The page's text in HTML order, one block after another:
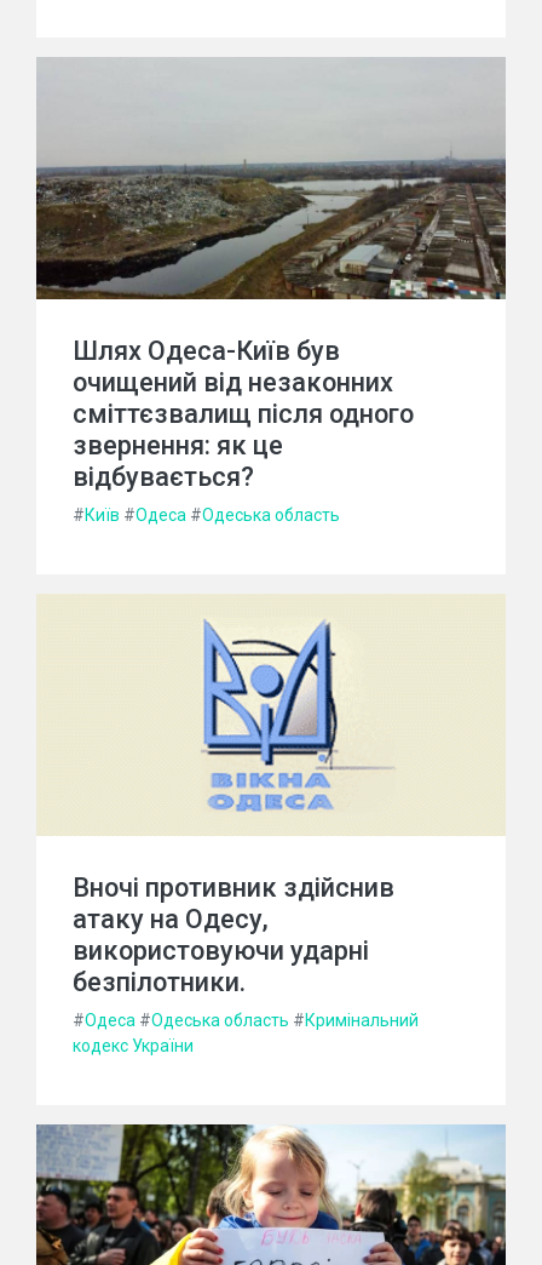
Шлях Одеса-Київ був
очищений від незаконних
сміттєзвалищ після одного
звернення: як це
відбувається?
#Київ #Одеса #Одеська область
Вночі противник здійснив
атаку на Одесу,
використовуючи ударні
безпілотники.
#Одеса #Одеська область #Кримінальний
кодекс України